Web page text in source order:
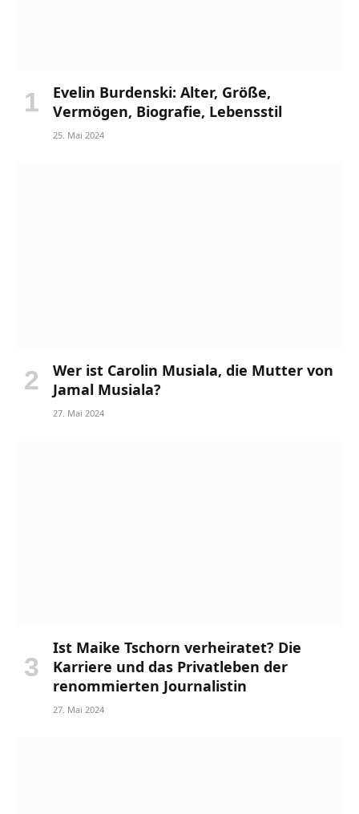
Evelin Burdenski: Alter, Größe,
Vermögen, Biografie, Lebensstil
25. Mai 2024
Wer ist Carolin Musiala, die Mutter von
Jamal Musiala?
27. Mai 2024
Ist Maike Tschorn verheiratet? Die
Karriere und das Privatleben der
renommierten Journalistin
27. Mai 2024